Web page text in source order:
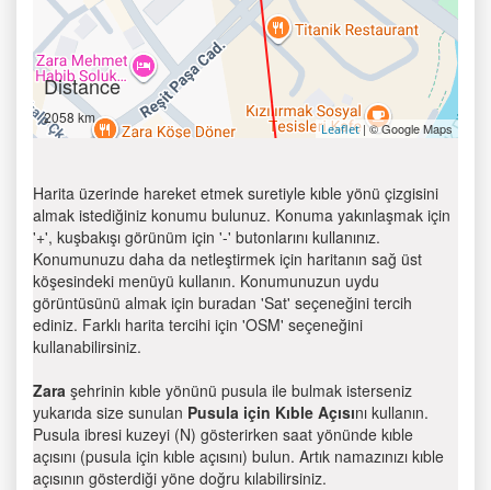
Distance
2058 km
Leaflet| © Google Maps
Harita üzerinde hareket etmek suretiyle kıble yönü çizgisini
almak istediğiniz konumu bulunuz. Konuma yakınlaşmak için
'+', kuşbakışı görünüm için '-' butonlarını kullanınız.
Konumunuzu daha da netleştirmek için haritanın sağ üst
köşesindeki menüyü kullanın. Konumunuzun uydu
görüntüsünü almak için buradan 'Sat' seçeneğini tercih
ediniz. Farklı harita tercihi için 'OSM' seçeneğini
kullanabilirsiniz.
Zara şehrinin kıble yönünü pusula ile bulmak isterseniz
yukarıda size sunulan Pusula için Kıble Açısını kullanın.
Pusula ibresi kuzeyi (N) gösterirken saat yönünde kıble
açısını (pusula için kıble açısını) bulun. Artık namazınızı kıble
açısının gösterdiği yöne doğru kılabilirsiniz.